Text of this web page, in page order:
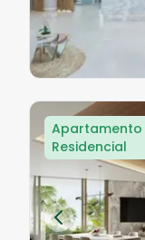
Apartamento
Residencial